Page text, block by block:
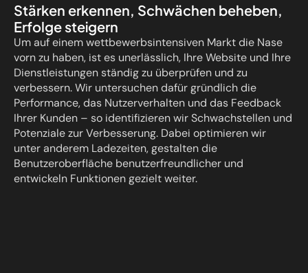
Stärken erkennen, Schwächen beheben,
Erfolge steigern
Um auf einem wettbewerbsintensiven Markt die Nase
vorn zu haben, ist es unerlässlich, Ihre Website und Ihre
Dienstleistungen ständig zu überprüfen und zu
verbessern. Wir untersuchen dafür gründlich die
Performance, das Nutzerverhalten und das Feedback
Ihrer Kunden – so identifizieren wir Schwachstellen und
Potenziale zur Verbesserung. Dabei optimieren wir
unter anderem Ladezeiten, gestalten die
Benutzeroberfläche benutzerfreundlicher und
entwickeln Funktionen gezielt weiter.